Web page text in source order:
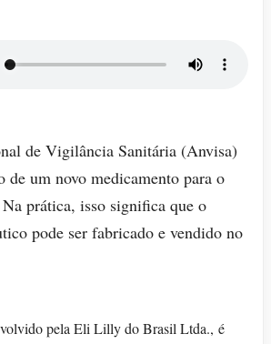
de Vigilância Sanitária (Anvisa)
de um novo medicamento para o
prática, isso significa que o
pode ser fabricado e vendido no
pela Eli Lilly do Brasil Ltda., é